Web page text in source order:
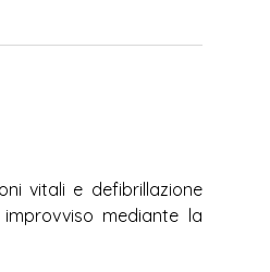
vitali e defibrillazione
mediante la